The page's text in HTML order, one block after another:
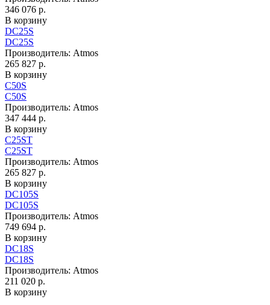
346 076 р.
В корзину
DC25S
DC25S
Производитель: Atmos
265 827 р.
В корзину
C50S
C50S
Производитель: Atmos
347 444 р.
В корзину
C25ST
C25ST
Производитель: Atmos
265 827 р.
В корзину
DC105S
DC105S
Производитель: Atmos
749 694 р.
В корзину
DC18S
DC18S
Производитель: Atmos
211 020 р.
В корзину